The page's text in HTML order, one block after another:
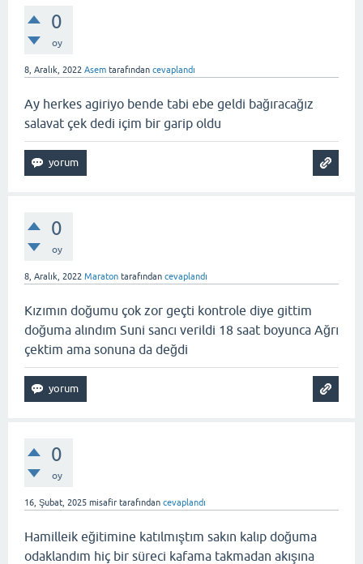
0
oy
8, Aralık, 2022 Asem tarafından cevaplandı
Ay herkes agiriyo bende tabi ebe geldi bağıracağız
salavat çek dedi içim bir garip oldu
0
oy
8, Aralık, 2022 Maraton tarafından cevaplandı
Kızımın doğumu çok zor geçti kontrole diye gittim
doğuma alındım Suni sancı verildi 18 saat boyunca Ağrı
çektim ama sonuna da değdi
0
oy
16, Şubat, 2025 misafir tarafından cevaplandı
Hamilleik eğitimine katılmıştım sakın kalıp doğuma
odaklandım hiç bir süreci kafama takmadan akışına